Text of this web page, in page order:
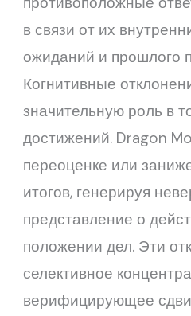
в связи от их
ожиданий и прошлого
Когнитивные
значительную роль в
достижений. Dragon
переоценке или
итогов, генерируя
представление о
положении дел. Эти
селективное
верифицирующее